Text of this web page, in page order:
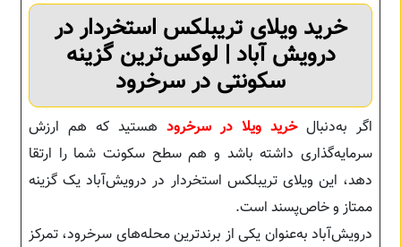
خرید ویلای تریبلکس استخردار در
درویش آباد | لوکس‌ترین گزینه
سکونتی در سرخرود
اگر به‌دنبالخرید ویلا در سرخرود هستید که هم ارزش
سرمایه‌گذاری داشته باشد و هم سطح سکونت شما را ارتقا
دهد، این ویلای تریبلکس استخردار در درویش‌آباد یک گزینه
ممتاز و خاص‌پسند است.
درویش‌آباد به‌عنوان یکی از برندترین محله‌های سرخرود، تمرکز